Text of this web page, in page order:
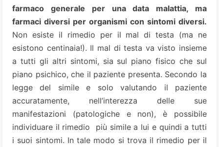
farmaco generale per una data malattia, ma
farmaci diversi per organismi con sintomi diversi.
Non esiste il rimedio per il mal di testa (ma ne
esistono centinaia!). Il mal di testa va visto insieme
a tutti gli altri sintomi, sia sul piano fisico che sul
piano psichico, che il paziente presenta. Secondo la
legge del simile e solo valutando il paziente
accuratamente, nell’interezza delle sue
manifestazioni (patologiche e non), è possibile
individuare il rimedio più simile a lui e quindi a tutti
i suoi sintomi. In tale modo si trova il rimedio per il